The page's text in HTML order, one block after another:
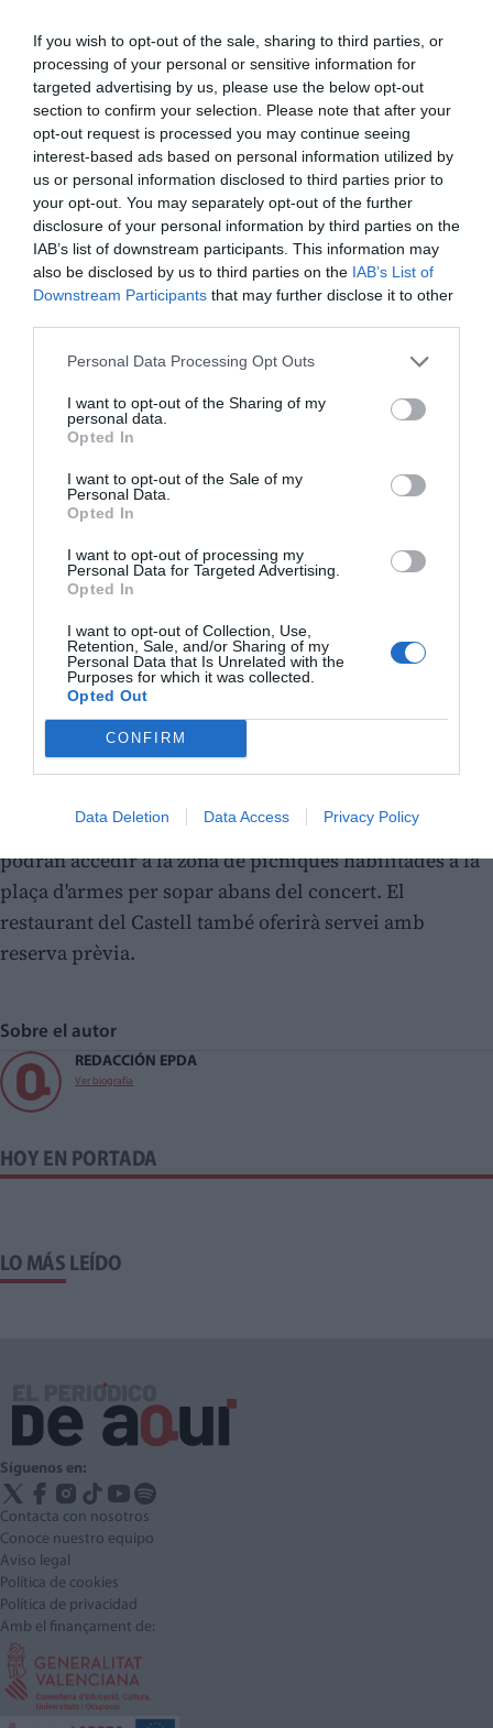
If you wish to opt-out of the sale, sharing to third parties, or
processing of your personal or sensitive information for
targeted advertising by us, please use the below opt-out
section to confirm your selection. Please note that after your
opt-out request is processed you may continue seeing
interest-based ads based on personal information utilized by
us or personal information disclosed to third parties prior to
your opt-out. You may separately opt-out of the further
disclosure of your personal information by third parties on the
IAB’s list of downstream participants. This information may
also be disclosed by us to third parties on the IAB’s List of
Downstream Participants that may further disclose it to other
Personal Data Processing Opt Outs
I want to opt-out of the Sharing of my
personal data.
Opted In
I want to opt-out of the Sale of my
Personal Data.
Opted In
I want to opt-out of processing my
Personal Data for Targeted Advertising.
Opted In
I want to opt-out of Collection, Use,
Retention, Sale, and/or Sharing of my
Personal Data that Is Unrelated with the
Purposes for which it was collected.
Opted Out
CONFIRM
Data Deletion Data Access Privacy Policy
Considerat un dels grans referents mundials de la
gaita, Núñez pujarà a l'escenari del Castell de Xàtiva a
23 horesamb un espectacle que combina la
tradició musical gallega amb influències de la música
atlàntica i una posada en escena marcada per l'energia
i el virtuosisme. El repertori recorrerà des de
melodies tradicionals fins a composicions de caràcter
més festiu, aprofitant l'entorn monumental del castell
com a escenari.
L'actuació donarà el tret d'eixida a una edició que
confirma el bon moment del festival, consolidat com
una de lesprincipals cites culturals de l'estiu a les
comarques centrals valencianes. L'organització ha
previstos s'han venut abans de l'inici del cicle.
Per facilitar l'arribada del públic, es mantindrà el
servei gratuït d'autobús llançadora entre la plaça de
22 horesi servei de tornada una vegada finalitze el
concert. L'accés amb vehicle privat al recinte
continuarà restringit i també estarà disponible el
pàrquing gratuït del Centre d'Especialitats.
, encara que des de les 20 hores els assistents
podran accedir a la zona de pícniques habilitades a la
plaça d'armes per sopar abans del concert. El
restaurant del Castell també oferirà servei amb
reserva prèvia.
Sobre el autor
REDACCIÓN EPDA
Ver biografía
HOY EN PORTADA
LO MÁS LEÍDO
Síguenos en:
Contacta con nosotros
Conoce nuestro equipo
Aviso legal
Política de cookies
Política de privacidad
Amb el finançament de: